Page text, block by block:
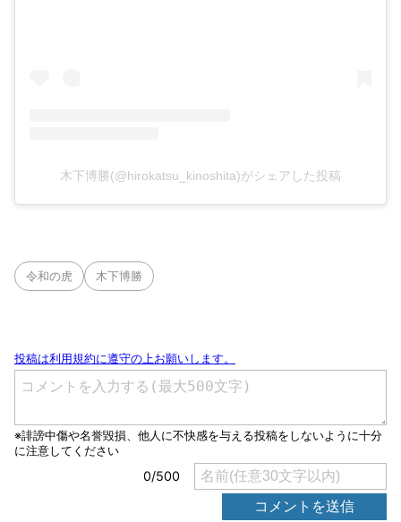
木下博勝(@hirokatsu_kinoshita)がシェアした投稿
令和の虎 木下博勝